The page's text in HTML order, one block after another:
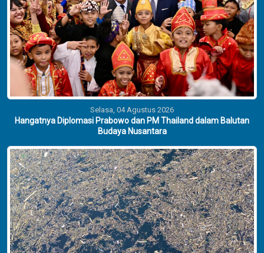
Selasa, 04 Agustus 2026
Hangatnya Diplomasi Prabowo dan PM Thailand dalam Balutan
Budaya Nusantara